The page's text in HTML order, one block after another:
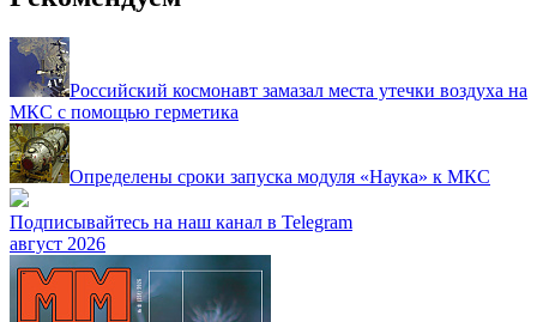
Российский космонавт замазал места утечки воздуха на
МКС с помощью герметика
Определены сроки запуска модуля «Наука» к МКС
Подписывайтесь на наш канал в Telegram
август 2026